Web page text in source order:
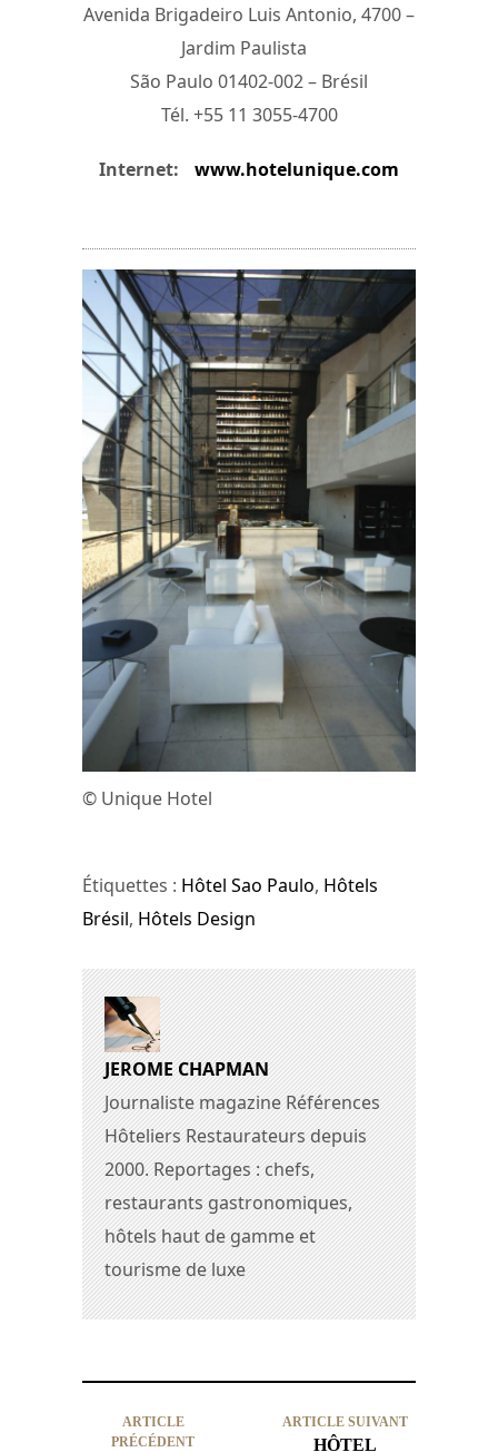
Avenida Brigadeiro Luis Antonio, 4700 –
Jardim Paulista
São Paulo 01402-002 – Brésil
Tél. +55 11 3055-4700
Internet: www.hotelunique.com
© Unique Hotel
Étiquettes : Hôtel Sao Paulo, Hôtels
Brésil, Hôtels Design
JEROME CHAPMAN
Journaliste magazine Références
Hôteliers Restaurateurs depuis
2000. Reportages : chefs,
restaurants gastronomiques,
hôtels haut de gamme et
tourisme de luxe
ARTICLE
PRÉCÉDENT
ARTICLE SUIVANT
HÔTEL